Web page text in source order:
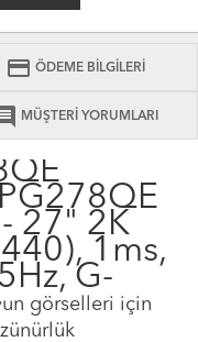
credit_card ÖDEME BİLGİLERİ
MÜŞTERİ YORUMLARI
27" 2K
1ms,
G-
görselleri için